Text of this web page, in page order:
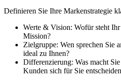
Definieren Sie Ihre Markenstrategie
Werte & Vision: Wofür steht
Mission?
Zielgruppe: Wen sprechen Sie
ideal zu Ihnen?
Differenzierung: Was macht
Kunden sich für Sie